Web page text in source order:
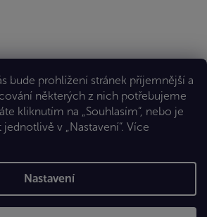
bude prohlížení stránek příjemnější a
některých z nich potřebujeme
kliknutím na „Souhlasím“, nebo je
v „Nastavení“. Více
Nastavení
Shoptet Premium
Diana Company, spol. s r.o.. Všechna